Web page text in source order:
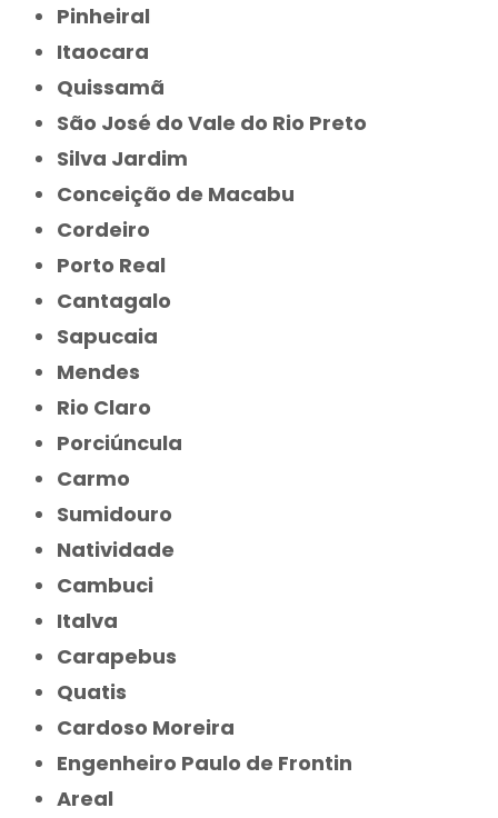
Pinheiral
Itaocara
Quissamã
São José do Vale do Rio Preto
Silva Jardim
Conceição de Macabu
Cordeiro
Porto Real
Cantagalo
Sapucaia
Mendes
Rio Claro
Porciúncula
Carmo
Sumidouro
Natividade
Cambuci
Italva
Carapebus
Quatis
Cardoso Moreira
Engenheiro Paulo de Frontin
Areal